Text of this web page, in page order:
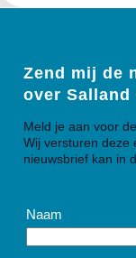
Zend mij de
over Salland
Meld je aan voor
Wij versturen deze
nieuwsbrief kan in
Naam